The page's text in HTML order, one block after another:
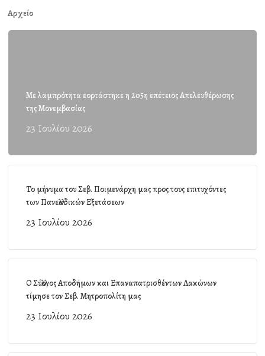
Αρχείο
Με λαμπρότητα εορτάστηκε η 205η επέτειος Απελευθέρωσης
της Μονεμβασίας
23 Ιουλίου 2026
Το μήνυμα του Σεβ. Ποιμενάρχη μας προς τους επιτυχόντες
των Πανελλαδικών Εξετάσεων
23 Ιουλίου 2026
Ο Σύλλογος Αποδήμων και Επαναπατρισθέντων Λακώνων
τίμησε τον Σεβ. Μητροπολίτη μας
23 Ιουλίου 2026